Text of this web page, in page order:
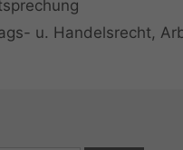
u. Handelsrecht,